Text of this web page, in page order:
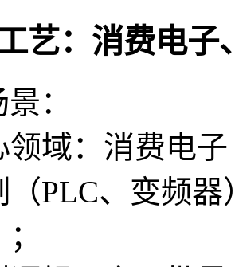
艺：消费电
：
领域：消费电
（PLC、变频